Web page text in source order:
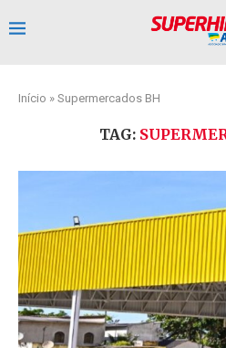
Início » Supermercados BH
TAG: